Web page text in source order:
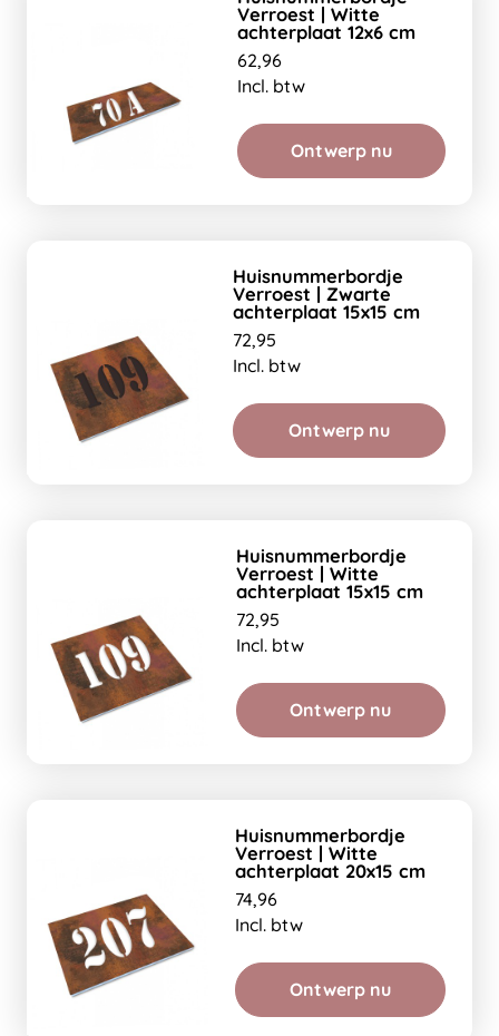
Verroest | Witte
achterplaat 12x6 cm
62,96
Incl. btw
Ontwerp nu
Huisnummerbordje
Verroest | Zwarte
achterplaat 15x15 cm
72,95
Incl. btw
Ontwerp nu
Huisnummerbordje
Verroest | Witte
achterplaat 15x15 cm
72,95
Incl. btw
Ontwerp nu
Huisnummerbordje
Verroest | Witte
achterplaat 20x15 cm
74,96
Incl. btw
Ontwerp nu